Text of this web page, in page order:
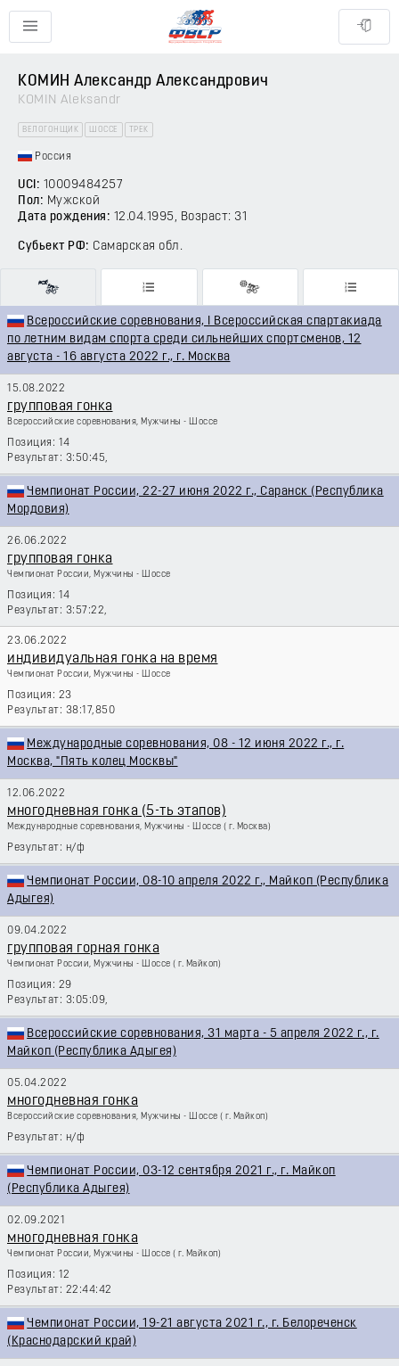
КОМИН Александр Александрович
KOMIN Aleksandr
ВЕЛОГОНЩИК ШОССЕ ТРЕК
Россия
UCI: 10009484257
Пол: Мужской
Дата рождения: 12.04.1995, Возраст: 31
Субьект РФ: Самарская обл.
Всероссийские соревнования, I Всероссийская спартакиада
по летним видам спорта среди сильнейших спортсменов, 12
августа - 16 августа 2022 г., г. Москва
15.08.2022
групповая гонка
Всероссийские соревнования, Мужчины - Шоссе
14
3:50:45,
Чемпионат России, 22-27 июня 2022 г., Саранск (Республика
Мордовия)
26.06.2022
групповая гонка
Чемпионат России, Мужчины - Шоссе
14
3:57:22,
23.06.2022
индивидуальная гонка на время
Чемпионат России, Мужчины - Шоссе
23
38:17,850
Международные соревнования, 08 - 12 июня 2022 г., г.
Москва, "Пять колец Москвы"
12.06.2022
многодневная гонка (5-ть этапов)
Международные соревнования, Мужчины - Шоссе ( г. Москва)
н/ф
Чемпионат России, 08-10 апреля 2022 г., Майкоп (Республика
Адыгея)
09.04.2022
групповая горная гонка
Чемпионат России, Мужчины - Шоссе ( г. Майкоп)
29
3:05:09,
Всероссийские соревнования, 31 марта - 5 апреля 2022 г., г.
Майкоп (Республика Адыгея)
05.04.2022
многодневная гонка
Всероссийские соревнования, Мужчины - Шоссе ( г. Майкоп)
н/ф
Чемпионат России, 03-12 сентября 2021 г., г. Майкоп
(Республика Адыгея)
02.09.2021
многодневная гонка
Чемпионат России, Мужчины - Шоссе ( г. Майкоп)
12
22:44:42
Чемпионат России, 19-21 августа 2021 г., г. Белореченск
(Краснодарский край)